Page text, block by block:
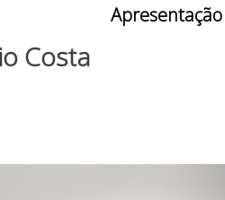
Apresentação
Costa